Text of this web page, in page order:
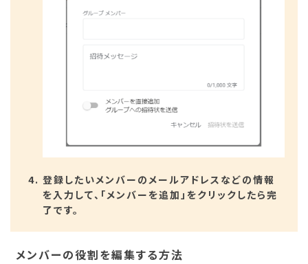
登録したいメンバーのメールアドレスなどの情報
を入力して、「メンバーを追加」をクリックしたら完
了です。
メンバーの役割を編集する方法